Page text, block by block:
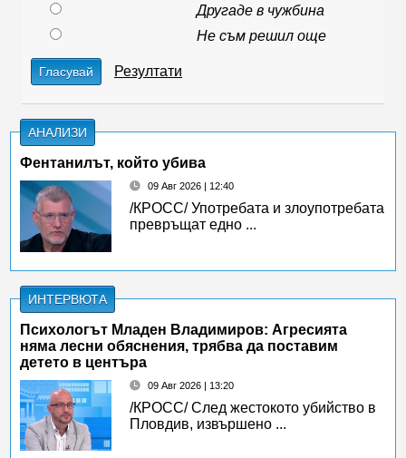
Другаде в чужбина
Не съм решил още
Гласувай Резултати
АНАЛИЗИ
Фентанилът, който убива
09 Авг 2026 | 12:40
/КРОСС/ Употребата и злоупотребата
превръщат едно ...
ИНТЕРВЮТА
Психологът Младен Владимиров: Агресията
няма лесни обяснения, трябва да поставим
детето в центъра
09 Авг 2026 | 13:20
/КРОСС/ След жестокото убийство в
Пловдив, извършено ...